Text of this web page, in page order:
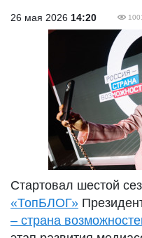
26 мая 2026 14:20
Стартовал шестой
«ТопБЛОГ»
– страна